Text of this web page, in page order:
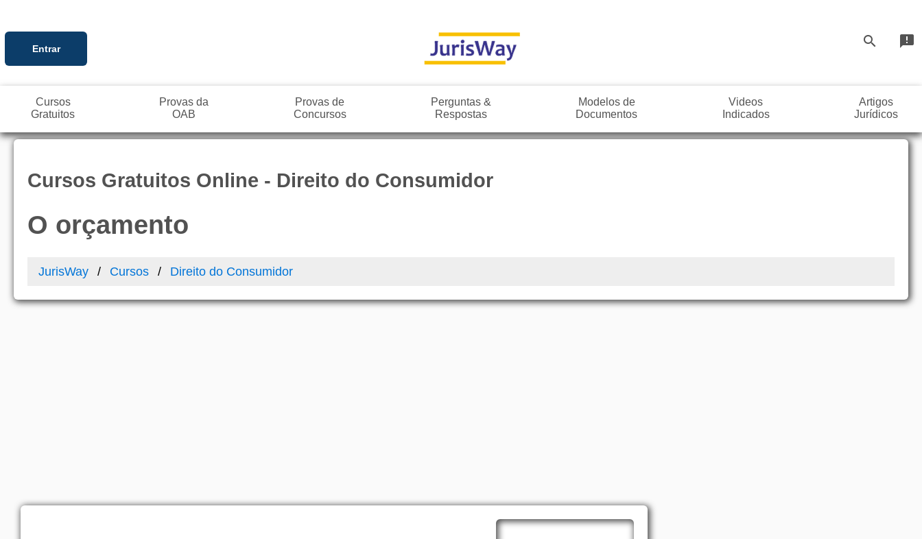
Entrar search announcement
Cursos
Gratuitos
Provas da
OAB
Provas de
Concursos
Perguntas &
Respostas
Modelos de
Documentos
Videos
Indicados
Artigos
Jurídicos
Cursos Gratuitos Online - Direito do Consumidor
O orçamento
JurisWay Cursos Direito do Consumidor